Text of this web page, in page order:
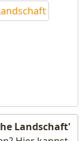
Landschaft'